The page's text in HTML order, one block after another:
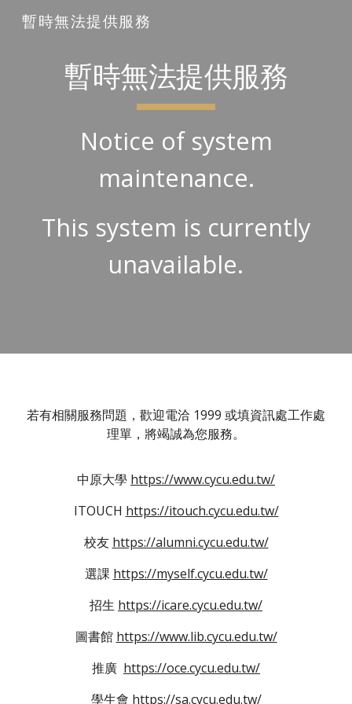
Skip to main content
暫時無法提供服務
暫時無法提供服務
Notice of system
maintenance.
This system is currently
unavailable.
若有相關服務問題，歡迎電洽 1999 或填資訊處工作處
理單，將竭誠為您服務。
中原大學 https://www.cycu.edu.tw/
ITOUCH https://itouch.cycu.edu.tw/
校友 https://alumni.cycu.edu.tw/
選課 https://myself.cycu.edu.tw/
招生 https://icare.cycu.edu.tw/
圖書館 https://www.lib.cycu.edu.tw/
推廣 https://oce.cycu.edu.tw/
學生會 https://sa.cycu.edu.tw/